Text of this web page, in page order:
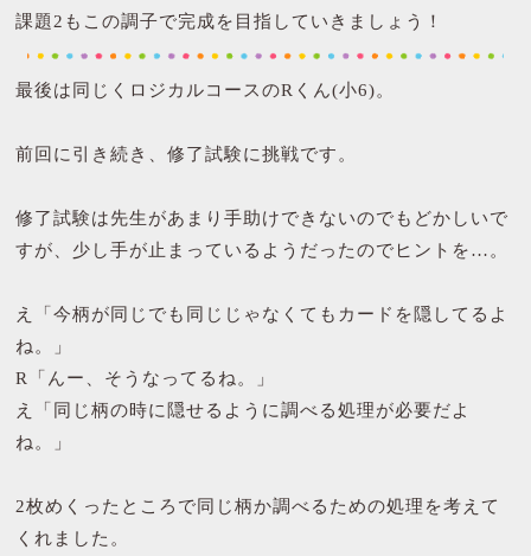
課題2もこの調子で完成を目指していきましょう！
最後は同じくロジカルコースのRくん(小6)。
前回に引き続き、修了試験に挑戦です。
修了試験は先生があまり手助けできないのでもどかしいで
すが、少し手が止まっているようだったのでヒントを…。
え「今柄が同じでも同じじゃなくてもカードを隠してるよ
ね。」
R「んー、そうなってるね。」
え「同じ柄の時に隠せるように調べる処理が必要だよ
ね。」
2枚めくったところで同じ柄か調べるための処理を考えて
くれました。